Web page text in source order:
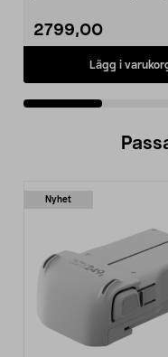
2799,00
Lägg i
Nyhet